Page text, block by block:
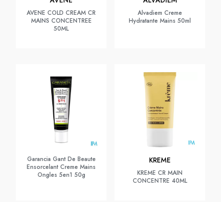
AVENE COLD CREAM CR
MAINS CONCENTREE
50ML
Alvadiem Creme
Hydratante Mains 50ml
Garancia Gant De Beaute
Ensorcelant Creme Mains
Ongles 5en1 50g
KREME
KREME CR MAIN
CONCENTRE 40ML